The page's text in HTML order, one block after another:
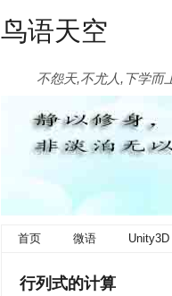
鸟语天空
不怨天,不尤人,下学而
首页 微语 Unity3D
行列式的计算